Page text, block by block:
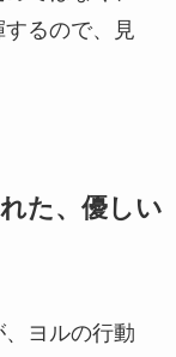
るので、見
た、優しい
、ヨルの行動